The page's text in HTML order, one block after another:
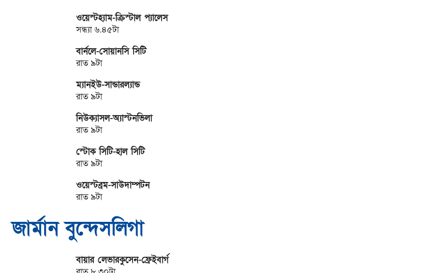
ওয়েস্টহ্যাম-ক্রিস্টাল প্যালেস
সন্ধ্যা ৬.৪৫টা
বার্নলে-সোয়ানসি সিটি
রাত ৯টা
ম্যানইউ-সান্ডারল্যান্ড
রাত ৯টা
নিউক্যাসল-অ্যাস্টনভিলা
রাত ৯টা
স্টোক সিটি-হাল সিটি
রাত ৯টা
ওয়েস্টব্রম-সাউদাম্পটন
রাত ৯টা
জার্মান বুন্দেসলিগা
বায়ার লেভারকুসেন-ফ্রেইবার্গ